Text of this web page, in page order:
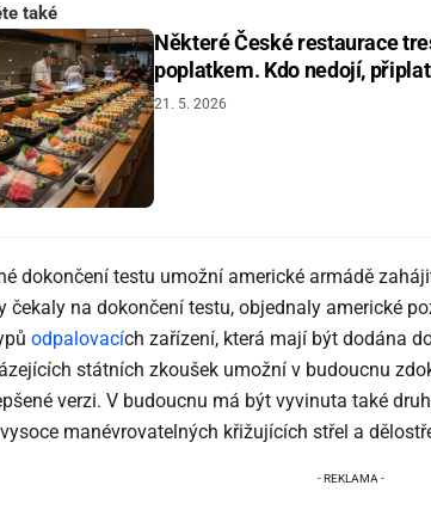
také
Některé České restaurace
poplatkem. Kdo nedojí,
21. 5. 2026
dokončení testu umožní americké armádě
čekaly na dokončení testu, objednaly americké
odpalovacích zařízení, která mají být dodána
státních zkoušek umožní v budoucnu
verzi. V budoucnu má být vyvinuta také
manévrovatelných křižujících střel a